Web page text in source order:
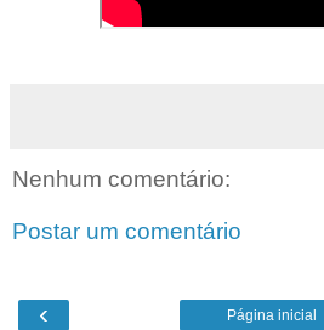
Nenhum comentário:
Postar um comentário
‹ Página inicial